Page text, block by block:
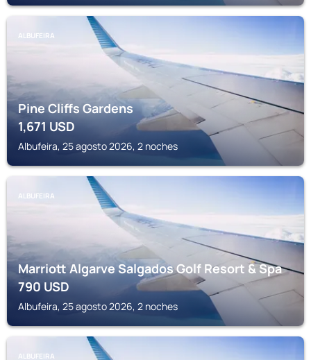
ALBUFEIRA
Pine Cliffs Gardens
1,671USD
Albufeira, 25 agosto 2026, 2 noches
ALBUFEIRA
Marriott Algarve Salgados Golf Resort & Spa
790USD
Albufeira, 25 agosto 2026, 2 noches
ALBUFEIRA